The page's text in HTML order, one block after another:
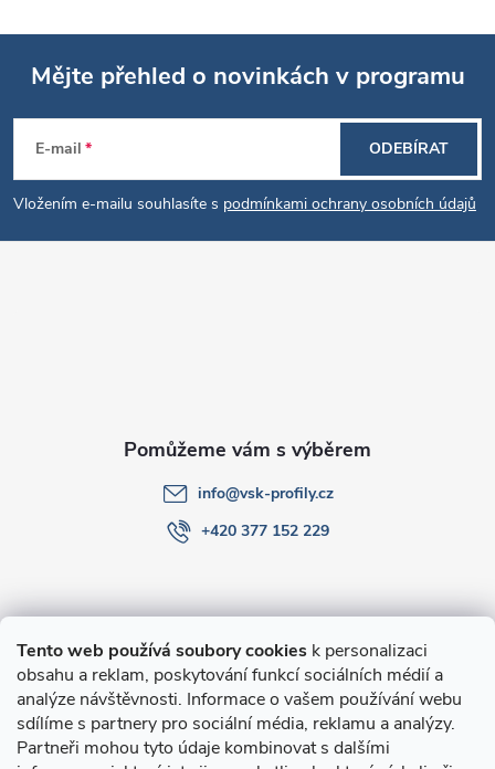
Tento web používá soubory cookies k personalizaci
obsahu a reklam, poskytování funkcí sociálních médií a
analýze návštěvnosti. Informace o vašem používání webu
sdílíme s partnery pro sociální média, reklamu a analýzy.
Partneři mohou tyto údaje kombinovat s dalšími
Z
á
p
Mějte přehled o novinkách v programu
E-mail
Vložením e-mailu souhlasíte s podmínkami ochrany osobních údajů
ODEBÍRAT
O nákupu
Novinky v programu Alusic
info@vsk-profily.cz
+420 377 152 229